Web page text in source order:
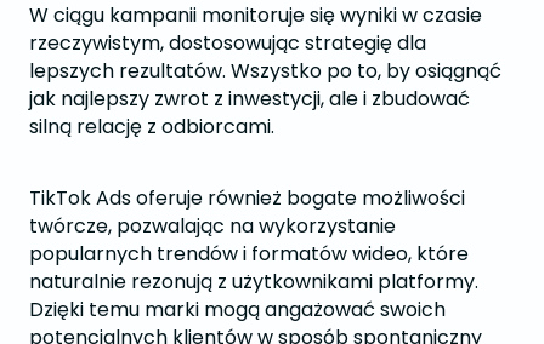
W ciągu kampanii monitoruje się wyniki w czasie
rzeczywistym, dostosowując strategię dla
lepszych rezultatów. Wszystko po to, by osiągnąć
jak najlepszy zwrot z inwestycji, ale i zbudować
silną relację z odbiorcami.
TikTok Ads oferuje również bogate możliwości
twórcze, pozwalając na wykorzystanie
popularnych trendów i formatów wideo, które
naturalnie rezonują z użytkownikami platformy.
Dzięki temu marki mogą angażować swoich
potencjalnych klientów w sposób spontaniczny